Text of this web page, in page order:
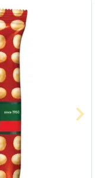
Pernambuco